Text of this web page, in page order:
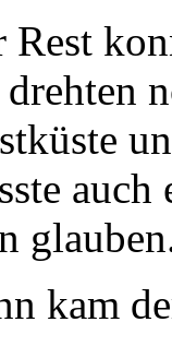
Rest
drehten
kam